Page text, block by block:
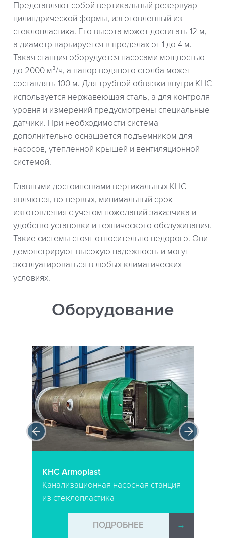
Представляют собой вертикальный резервуар
цилиндрической формы, изготовленный из
стеклопластика. Его высота может достигать 12 м,
а диаметр варьируется в пределах от 1 до 4 м.
Такая станция оборудуется насосами мощностью
до 2000 м³/ч, а напор водяного столба может
составлять 100 м. Для трубной обвязки внутри КНС
используется нержавеющая сталь, а для контроля
уровня и измерений предусмотрены специальные
датчики. При необходимости система
дополнительно оснащается подъемником для
насосов, утепленной крышей и вентиляционной
системой.
Главными достоинствами вертикальных КНС
являются, во-первых, минимальный срок
изготовления с учетом пожеланий заказчика и
удобство установки и технического обслуживания.
Такие системы стоят относительно недорого. Они
демонстрируют высокую надежность и могут
эксплуатироваться в любых климатических
условиях.
Оборудование
КНС Armoplast
Канализационная насосная станция
из стеклопластика
ПОДРОБНЕЕ →